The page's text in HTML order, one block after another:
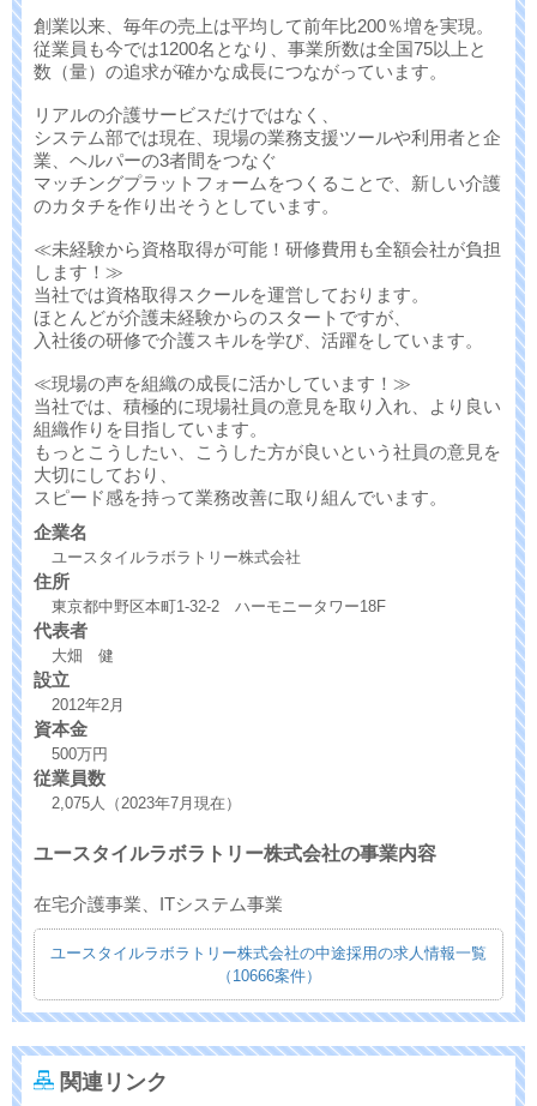
創業以来、毎年の売上は平均して前年比200％増を実現。
従業員も今では1200名となり、事業所数は全国75以上と
数（量）の追求が確かな成長につながっています。
リアルの介護サービスだけではなく、
システム部では現在、現場の業務支援ツールや利用者と企
業、ヘルパーの3者間をつなぐ
マッチングプラットフォームをつくることで、新しい介護
のカタチを作り出そうとしています。
≪未経験から資格取得が可能！研修費用も全額会社が負担
します！≫
当社では資格取得スクールを運営しております。
ほとんどが介護未経験からのスタートですが、
入社後の研修で介護スキルを学び、活躍をしています。
≪現場の声を組織の成長に活かしています！≫
当社では、積極的に現場社員の意見を取り入れ、より良い
組織作りを目指しています。
もっとこうしたい、こうした方が良いという社員の意見を
大切にしており、
スピード感を持って業務改善に取り組んでいます。
企業名
ユースタイルラボラトリー株式会社
住所
東京都中野区本町1-32-2 ハーモニータワー18F
代表者
大畑 健
設立
2012年2月
資本金
500万円
従業員数
2,075人（2023年7月現在）
ユースタイルラボラトリー株式会社の事業内容
在宅介護事業、ITシステム事業
ユースタイルラボラトリー株式会社の中途採用の求人情報一覧
（10666案件）
関連リンク